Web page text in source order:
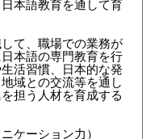
本語教育を通して育
て、職場での業務が
本語の専門教育を行
活習慣、日本的な発
域との交流等を通し
担う人材を育成する
ケーション力）